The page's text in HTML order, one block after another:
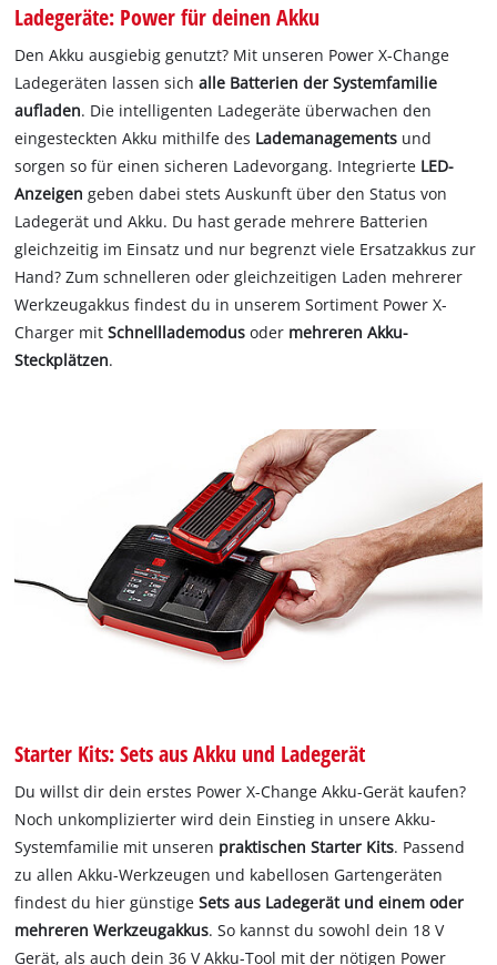
Ladegeräte: Power für deinen Akku
Den Akku ausgiebig genutzt? Mit unseren Power X-Change
Ladegeräten lassen sichalle Batterien der Systemfamilie
aufladen. Die intelligenten Ladegeräte überwachen den
eingesteckten Akku mithilfe des Lademanagements und
sorgen so für einen sicheren Ladevorgang. Integrierte LED-
Anzeigen geben dabei stets Auskunft über den Status von
Ladegerät und Akku. Du hast gerade mehrere Batterien
gleichzeitig im Einsatz und nur begrenzt viele Ersatzakkus zur
Hand? Zum schnelleren oder gleichzeitigen Laden mehrerer
Werkzeugakkus findest du in unserem Sortiment Power X-
Charger mitSchnelllademodusoder mehreren Akku-
Steckplätzen.
Starter Kits: Sets aus Akku und Ladegerät
Du willst dir dein erstes Power X-Change Akku-Gerät kaufen?
Noch unkomplizierter wird dein Einstieg in unsere Akku-
Systemfamilie mit unseren praktischen Starter Kits. Passend
zu allen Akku-Werkzeugen und kabellosen Gartengeräten
findest du hier günstigeSets aus Ladegerät und einem oder
mehreren Werkzeugakkus. So kannst du sowohl dein 18 V
Gerät, als auch dein 36 V Akku-Tool mit der nötigen Power